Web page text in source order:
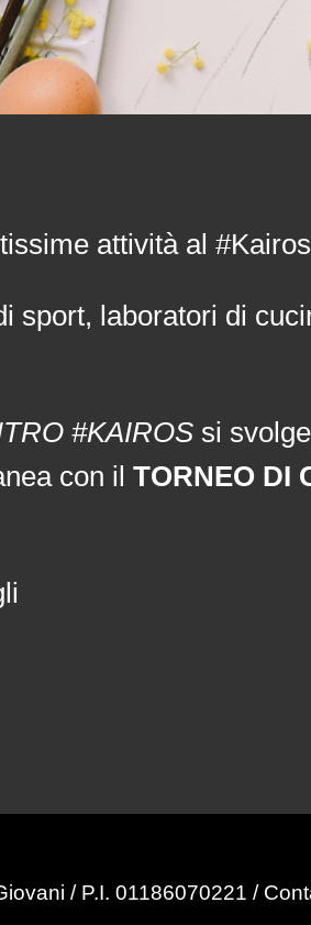
attività al
sport, laboratori di
#KAIROS si
con il TORNEO DI
/ P.I. 01186070221 /